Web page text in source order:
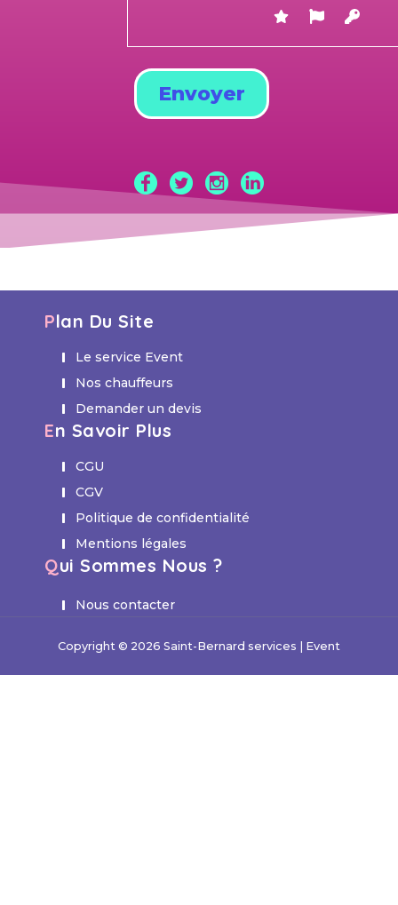
Plan Du Site
Le service Event
Nos chauffeurs
Demander un devis
En Savoir Plus
CGU
CGV
Politique de confidentialité
Mentions légales
Qui Sommes Nous ?
Nous contacter
Copyright © 2026 Saint-Bernard services | Event